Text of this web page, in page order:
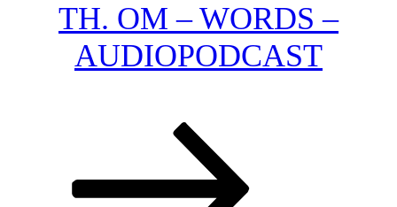
TH. OM – WORDS –
AUDIOPODCAST
Seitennummerierung
Beiträge